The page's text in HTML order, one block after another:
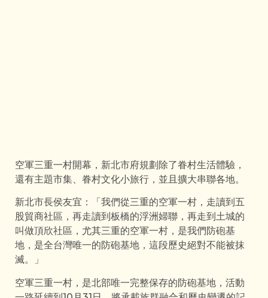
空軍三重一村開幕，新北市府規劃除了眷村生活體驗，
還有主題市集、眷村文化小旅行，並且擴大串聯各地。
新北市長侯友宜：「我們從三重的空軍一村，走讀到五
股貿商社區，再走讀到板橋的浮洲婦聯，再走到土城的
叫做頂欣社區，尤其三重的空軍一村，是我們防砲基
地，是全台灣唯一的防砲基地，這段歷史絕對不能被抹
滅。」
空軍三重一村，是北部唯一完整保存的防砲基地，活動